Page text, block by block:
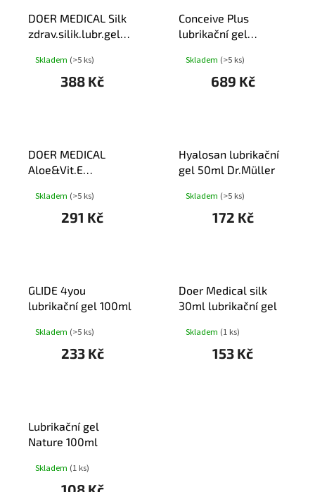
DOER MEDICAL Silk
zdrav.silik.lubr.gel
Skladem (>5 ks)
388 Kč
Conceive Plus
lubrikační gel
Skladem (>5 ks)
689 Kč
DOER MEDICAL
Aloe&Vit.E
100ml
Skladem (>5 ks)
291 Kč
Hyalosan lubrikační
gel 50ml Dr.Müller
Skladem (>5 ks)
172 Kč
GLIDE 4you
lubrikační gel 100ml
Skladem (>5 ks)
233 Kč
Doer Medical silk
30ml lubrikační gel
Skladem (1 ks)
153 Kč
Lubrikační gel
Nature 100ml
Skladem (1 ks)